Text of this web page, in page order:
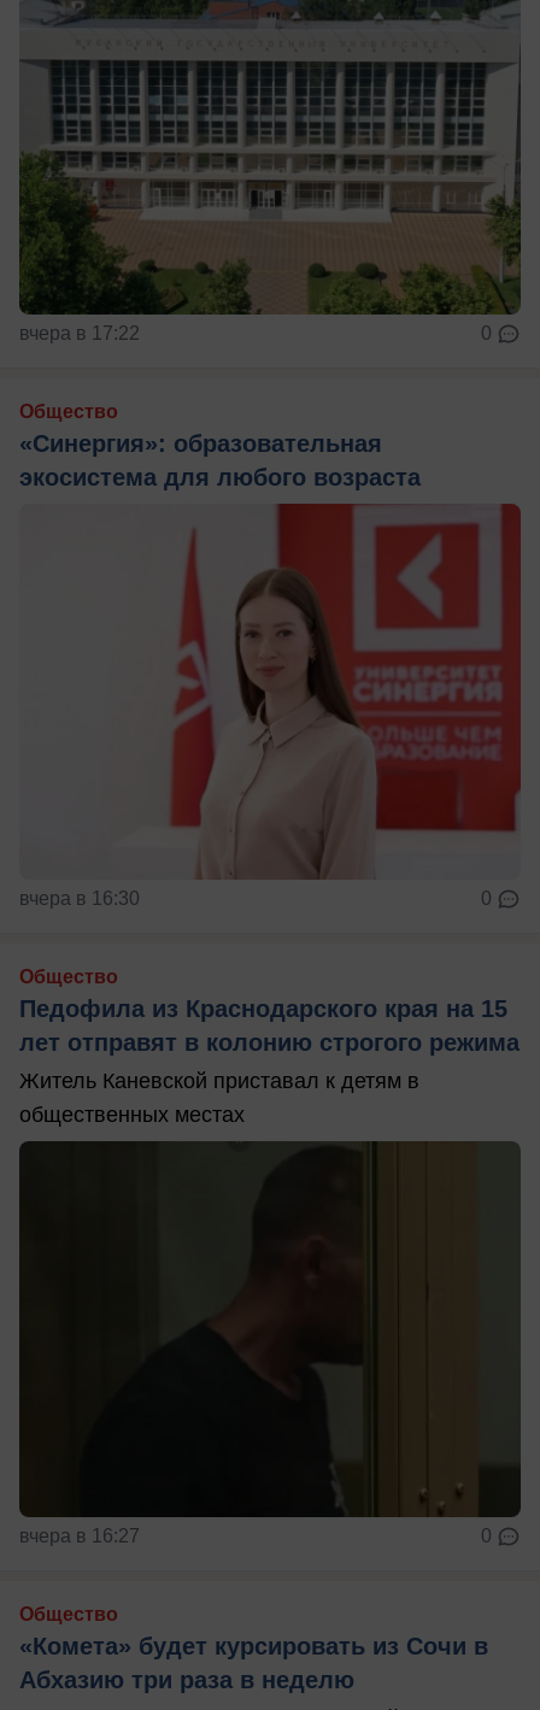
вчера в 17:22 0
Общество
«Синергия»: образовательная
экосистема для любого возраста
вчера в 16:30 0
Общество
Педофила из Краснодарского края на 15
лет отправят в колонию строгого режима
Житель Каневской приставал к детям в
общественных местах
вчера в 16:27 0
Общество
«Комета» будет курсировать из Сочи в
Абхазию три раза в неделю